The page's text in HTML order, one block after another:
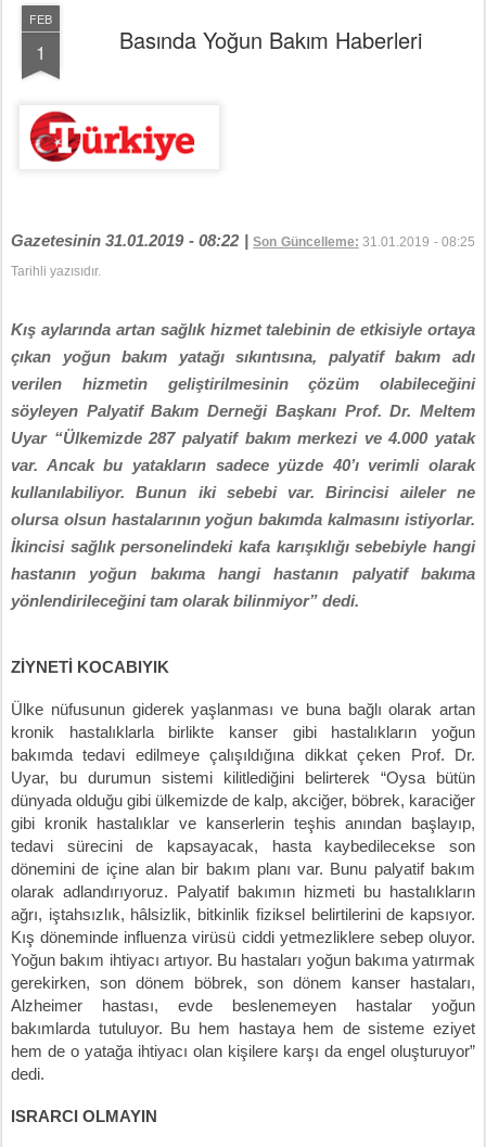
FEB
1 Basında Yoğun Bakım Haberleri
Gazetesinin 31.01.2019 - 08:22 |Son Güncelleme: 31.01.2019 - 08:25
Tarihli yazısıdır.
Kış aylarında artan sağlık hizmet talebinin de etkisiyle ortaya
çıkan yoğun bakım yatağı sıkıntısına, palyatif bakım adı
verilen hizmetin geliştirilmesinin çözüm olabileceğini
söyleyen Palyatif Bakım Derneği Başkanı Prof. Dr. Meltem
Uyar “Ülkemizde 287 palyatif bakım merkezi ve 4.000 yatak
var. Ancak bu yatakların sadece yüzde 40’ı verimli olarak
kullanılabiliyor. Bunun iki sebebi var. Birincisi aileler ne
olursa olsun hastalarının yoğun bakımda kalmasını istiyorlar.
İkincisi sağlık personelindeki kafa karışıklığı sebebiyle hangi
hastanın yoğun bakıma hangi hastanın palyatif bakıma
yönlendirileceğini tam olarak bilinmiyor” dedi.
ZİYNETİ KOCABIYIK
Ülke nüfusunun giderek yaşlanması ve buna bağlı olarak artan
kronik hastalıklarla birlikte kanser gibi hastalıkların yoğun
bakımda tedavi edilmeye çalışıldığına dikkat çeken Prof. Dr.
Uyar, bu durumun sistemi kilitlediğini belirterek “Oysa bütün
dünyada olduğu gibi ülkemizde de kalp, akciğer, böbrek, karaciğer
gibi kronik hastalıklar ve kanserlerin teşhis anından başlayıp,
tedavi sürecini de kapsayacak, hasta kaybedilecekse son
dönemini de içine alan bir bakım planı var. Bunu palyatif bakım
olarak adlandırıyoruz. Palyatif bakımın hizmeti bu hastalıkların
ağrı, iştahsızlık, hâlsizlik, bitkinlik fiziksel belirtilerini de kapsıyor.
Kış döneminde influenza virüsü ciddi yetmezliklere sebep oluyor.
Yoğun bakım ihtiyacı artıyor. Bu hastaları yoğun bakıma yatırmak
gerekirken, son dönem böbrek, son dönem kanser hastaları,
Alzheimer hastası, evde beslenemeyen hastalar yoğun
bakımlarda tutuluyor. Bu hem hastaya hem de sisteme eziyet
hem de o yatağa ihtiyacı olan kişilere karşı da engel oluşturuyor”
dedi.
ISRARCI OLMAYIN